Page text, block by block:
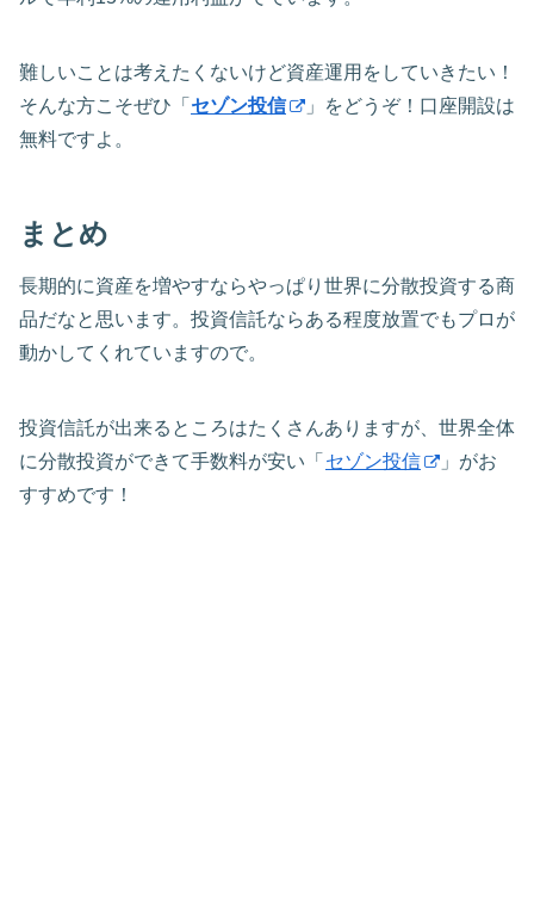
難しいことは考えたくないけど資産運用をしていきたい！
そんな方こそぜひ「 セゾン投信
」をどうぞ！口座開設は
無料ですよ。
まとめ
長期的に資産を増やすならやっぱり世界に分散投資する商
品だなと思います。投資信託ならある程度放置でもプロが
動かしてくれていますので。
投資信託が出来るところはたくさんありますが、世界全体
に分散投資ができて手数料が安い「 セゾン投信
」がお
すすめです！